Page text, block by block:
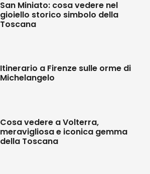
San Miniato: cosa vedere nel
gioiello storico simbolo della
Toscana
Itinerario a Firenze sulle orme di
Michelangelo
Cosa vedere a Volterra,
meravigliosa e iconica gemma
della Toscana